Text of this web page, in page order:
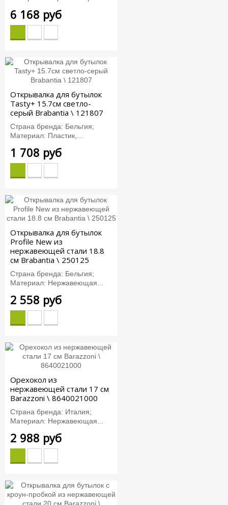
6 168 руб
Открывалка для бутылок
Tasty+ 15.7см светло-
серый Brabantia \ 121807
Страна бренда: Бельгия;
Материал: Пластик,...
1 708 руб
Открывалка для бутылок
Profile New из
нержавеющей стали 18.8
см Brabantia \ 250125
Страна бренда: Бельгия;
Материал: Нержавеющая...
2 558 руб
Орехокол из
нержавеющей стали 17 см
Barazzoni \ 8640021000
Страна бренда: Италия;
Материал: Нержавеющая...
2 988 руб